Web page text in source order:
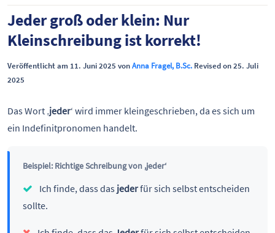
Jeder groß oder klein: Nur
Kleinschreibung ist korrekt!
Veröffentlicht am 11. Juni 2025 vonAnna Fragel, B.Sc. Revised on 25. Juli
2025
Das Wort ‚jeder‘ wird immer kleingeschrieben, da es sich um
ein Indefinitpronomen handelt.
Beispiel: Richtige Schreibung von ,jeder‘
Ich finde, dass das jederfür sich selbst entscheiden
sollte.